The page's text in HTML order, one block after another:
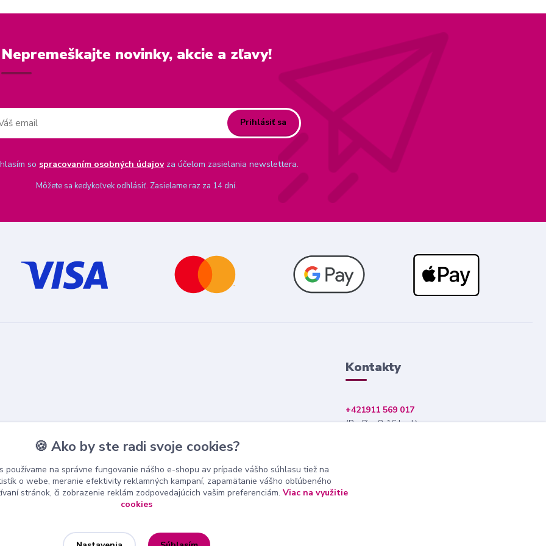
Nepremeškajte novinky, akcie a zľavy!
Prihlásiť sa
so spracovaním osobných údajovza účelom zasielania newslettera.
Môžete sa kedykoľvek odhlásiť. Zasielame raz za 14 dní.
Kontakty
+421911 569 017
(Po-Pia, 8-16 hod.)
🍪 Ako by ste radi svoje cookies?
používame na správne fungovanie nášho e-shopu av prípade vášho súhlasu tiež na
o webe, meranie efektivity reklamných kampaní, zapamätanie vášho obľúbeného
stránok, či zobrazenie reklám zodpovedajúcich vašim preferenciám. Viac na využitie
cookies